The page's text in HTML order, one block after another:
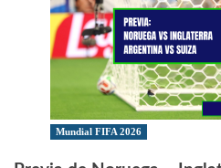
Mundial FIFA 2026